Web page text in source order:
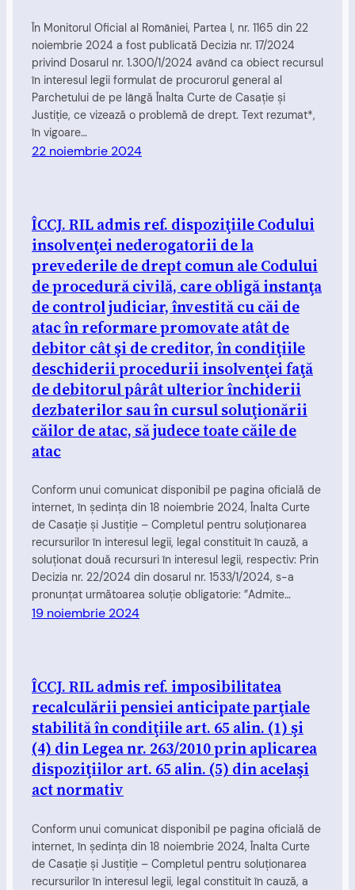
În Monitorul Oficial al României, Partea I, nr. 1165 din 22
noiembrie 2024 a fost publicată Decizia nr. 17/2024
privind Dosarul nr. 1.300/1/2024 având ca obiect recursul
în interesul legii formulat de procurorul general al
Parchetului de pe lângă Înalta Curte de Casaţie şi
Justiţie, ce vizează o problemă de drept. Text rezumat*,
în vigoare…
22 noiembrie 2024
ÎCCJ. RIL admis ref. dispoziţiile Codului
insolvenţei nederogatorii de la
prevederile de drept comun ale Codului
de procedură civilă, care obligă instanţa
de control judiciar, învestită cu căi de
atac în reformare promovate atât de
debitor cât şi de creditor, în condiţiile
deschiderii procedurii insolvenţei faţă
de debitorul pârât ulterior închiderii
dezbaterilor sau în cursul soluţionării
căilor de atac, să judece toate căile de
atac
Conform unui comunicat disponibil pe pagina oficială de
internet, în şedinţa din 18 noiembrie 2024, Înalta Curte
de Casaţie şi Justiţie – Completul pentru soluţionarea
recursurilor în interesul legii, legal constituit în cauză, a
soluționat două recursuri în interesul legii, respectiv: Prin
Decizia nr. 22/2024 din dosarul nr. 1533/1/2024, s-a
pronunțat următoarea soluție obligatorie: ”Admite…
19 noiembrie 2024
ÎCCJ. RIL admis ref. imposibilitatea
recalculării pensiei anticipate parţiale
stabilită în condiţiile art. 65 alin. (1) şi
(4) din Legea nr. 263/2010 prin aplicarea
dispoziţiilor art. 65 alin. (5) din acelaşi
act normativ
Conform unui comunicat disponibil pe pagina oficială de
internet, în şedinţa din 18 noiembrie 2024, Înalta Curte
de Casaţie şi Justiţie – Completul pentru soluţionarea
recursurilor în interesul legii, legal constituit în cauză, a